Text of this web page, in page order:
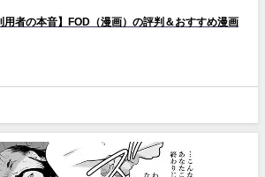
用者の本音】FOD（漫画）の評判＆おすすめ漫画